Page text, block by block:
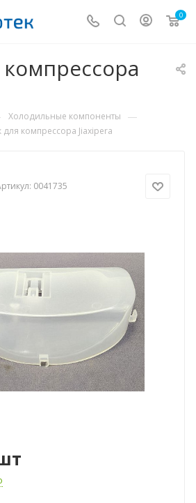
0
Холодильные компоненты —
для компрессора Jiaxipera
0041735